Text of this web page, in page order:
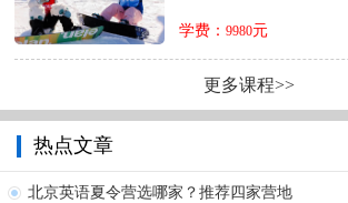
学费： 9980元
更多课程>>
热点文章
北京英语夏令营选哪家？推荐四家营地